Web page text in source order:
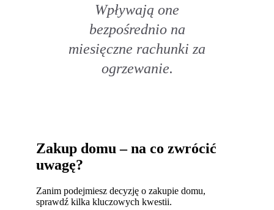
Wpływają one
bezpośrednio na
miesięczne rachunki za
ogrzewanie.
Zakup domu – na co zwrócić
uwagę?
Zanim podejmiesz decyzję o zakupie domu,
sprawdź kilka kluczowych kwestii.